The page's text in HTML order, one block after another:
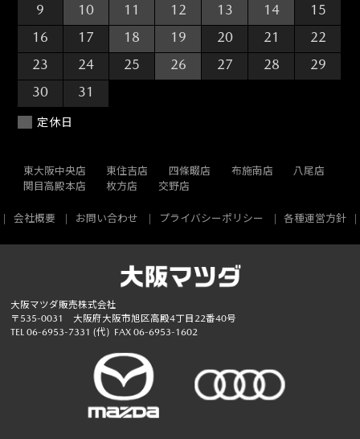
9
10 11 12 13 14
15
16
17 18 19 20 21
22
23
24 25 26 27 28
29
30
31
定休日
東大阪中央店 東住吉店 四條畷店 布施南店
八尾店
関目高殿本店
枚方店 交野店
会社概要 お問い合わせ プライバシーポリシー 各種運営方針
大阪マツダ販売株式会社
〒535-0031 大阪府大阪市旭区高殿4丁目22番40号
TEL 06-6953-7331 (代) FAX 06-6953-1602